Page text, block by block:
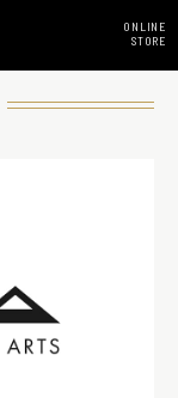
ONLINE
STORE